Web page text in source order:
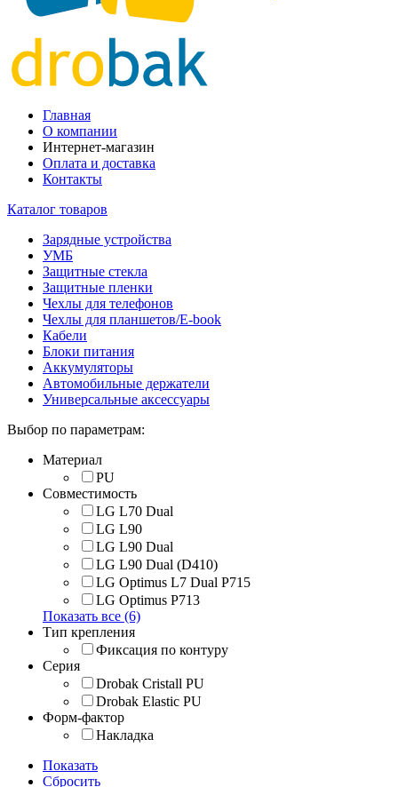
Главная
О компании
Интернет-магазин
Оплата и доставка
Контакты
Каталог товаров
Зарядные устройства
УМБ
Защитные стекла
Защитные пленки
Чехлы для телефонов
Чехлы для планшетов/E-book
Кабели
Блоки питания
Аккумуляторы
Автомобильные держатели
Универсальные аксессуары
Выбор по параметрам:
Материал
PU
Совместимость
LG L70 Dual
LG L90
LG L90 Dual
LG L90 Dual (D410)
LG Optimus L7 Dual P715
LG Optimus P713
Показать все (6)
Тип крепления
Фиксация по контуру
Серия
Drobak Cristall PU
Drobak Elastic PU
Форм-фактор
Накладка
Показать
Сбросить